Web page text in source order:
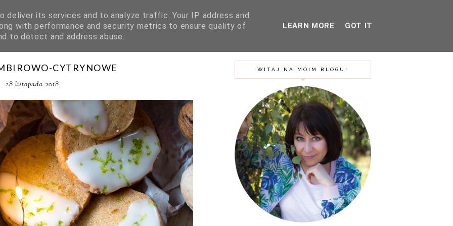
SZUKAJ BLOG PODRÓŻE
CYTRYNOWE
28 listopada 2018
WITAJ NA MOIM BLOGU!
deliver its services and to analyze traffic. Your IP address and
with performance and security metrics to ensure quality of
to detect and address abuse.
LEARN MORE GOT IT